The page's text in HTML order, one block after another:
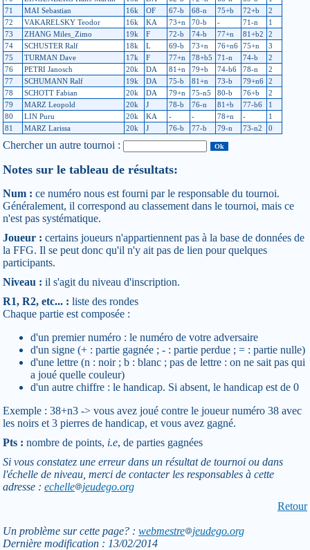
71
MAI Sebastian 16k OF 67-b 68-n 75+b 72+b
2
72
VAKARELSKY Teodor 16k KA 73+n 70-b - 71-n
1
73
ZHANG Miles_Zimo 19k F 72-b 74-b 77+n 81+b2
2
74
SCHUSTER Ralf 18k L 69-b 73+n 76+n6 75+n
3
75
TURMAN Dave 17k F 77+n 78+b5 71-n 74-b
2
76
PETRI Janosch 20k DA 81+n 79+b 74-b6 78-n
2
77
SCHUMANN Ralf 19k DA 75-b 81+n 73-b 79+n6 2
78
SCHOTT Fabian 20k DA 79+n 75-n5 80-b 76+b
2
79
MARZ Leopold 20k J 78-b 76-n 81+b 77-b6
1
80
LIN Puru 20k KA - - 78+n -
1
81
MARZ Larissa 20k J 76-b 77-b 79-n 73-n2 0
Chercher un autre tournoi :
Notes sur le tableau de résultats:
Num : ce numéro nous est fourni par le responsable du tournoi.
Généralement, il correspond au classement dans le tournoi, mais ce
n'est pas systématique.
Joueur : certains joueurs n'appartiennent pas à la base de données de
la FFG. Il se peut donc qu'il n'y ait pas de lien pour quelques
participants.
Niveau : il s'agit du niveau d'inscription.
R1, R2, etc... : liste des rondes
Chaque partie est composée :
d'un premier numéro : le numéro de votre adversaire
d'un signe (+ : partie gagnée ; - : partie perdue ; = : partie nulle)
d'une lettre (n : noir ; b : blanc ; pas de lettre : on ne sait pas qui
a joué quelle couleur)
d'un autre chiffre : le handicap. Si absent, le handicap est de 0
Exemple : 38+n3 -> vous avez joué contre le joueur numéro 38 avec
les noirs et 3 pierres de handicap, et vous avez gagné.
Pts : nombre de points, i.e, de parties gagnées
Si vous constatez une erreur dans un résultat de tournoi ou dans
l'échelle de niveau, merci de contacter les responsables à cette
adresse : echelle
jeudego.org
Retour
Un problème sur cette page? : webmestre
jeudego.org
Dernière modification : 13/02/2014